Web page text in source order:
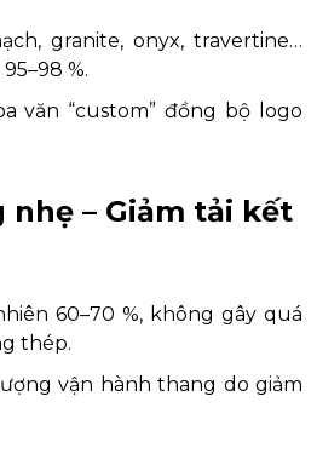
granite, onyx, travertine…
%.
văn “custom” đồng bộ logo
– Giảm tải kết
60–70 %, không gây quá
thép.
vận hành thang do giảm